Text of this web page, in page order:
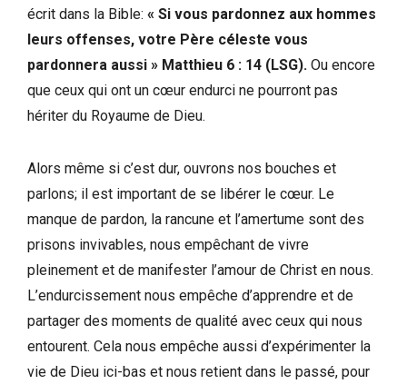
écrit dans la Bible: « Si vous pardonnez aux hommes
leurs offenses, votre Père céleste vous
pardonnera aussi » Matthieu 6 : 14 (LSG). Ou encore
que ceux qui ont un cœur endurci ne pourront pas
hériter du Royaume de Dieu.
Alors même si c’est dur, ouvrons nos bouches et
parlons; il est important de se libérer le cœur. Le
manque de pardon, la rancune et l’amertume sont des
prisons invivables, nous empêchant de vivre
pleinement et de manifester l’amour de Christ en nous.
L’endurcissement nous empêche d’apprendre et de
partager des moments de qualité avec ceux qui nous
entourent. Cela nous empêche aussi d’expérimenter la
vie de Dieu ici-bas et nous retient dans le passé, pour